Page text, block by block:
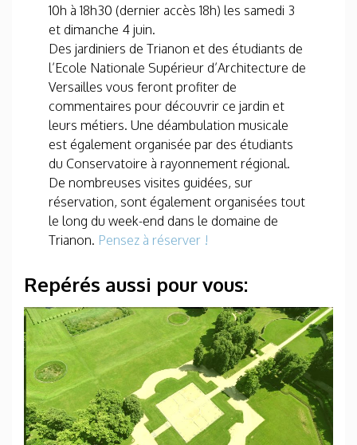
10h à 18h30 (dernier accès 18h) les samedi 3
et dimanche 4 juin.
Des jardiniers de Trianon et des étudiants de
l’Ecole Nationale Supérieur d’Architecture de
Versailles vous feront profiter de
commentaires pour découvrir ce jardin et
leurs métiers. Une déambulation musicale
est également organisée par des étudiants
du Conservatoire à rayonnement régional.
De nombreuses visites guidées, sur
réservation, sont également organisées tout
le long du week-end dans le domaine de
Trianon. Pensez à réserver !
Repérés aussi pour vous: